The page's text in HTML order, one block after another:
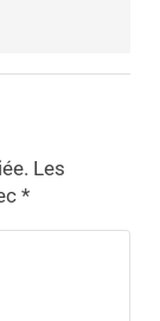
Les
*